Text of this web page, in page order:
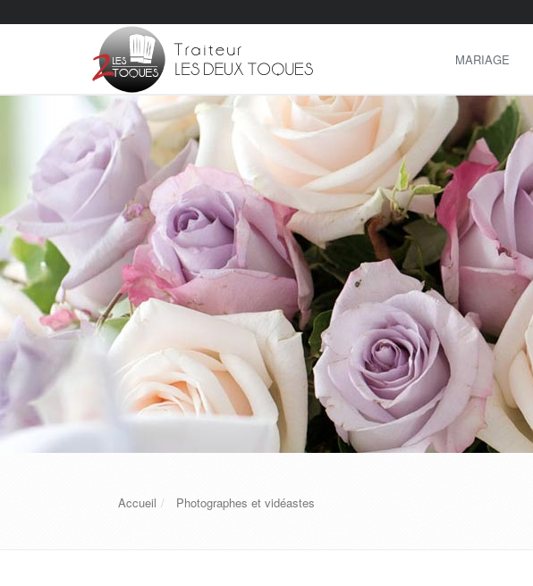
MARIAGE
Accueil Photographes et vidéastes